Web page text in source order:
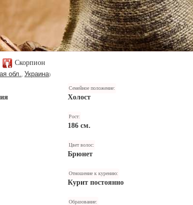
Скорпион
обл. Украина)
Семейное положение:
Холост
Рост:
186 см.
Цвет волос:
Брюнет
Отношение к курению:
Курит постоянно
Образование: